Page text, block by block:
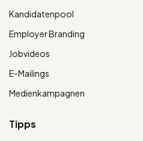
Kandidatenpool
Employer Branding
Jobvideos
E-Mailings
Medienkampagnen
Tipps